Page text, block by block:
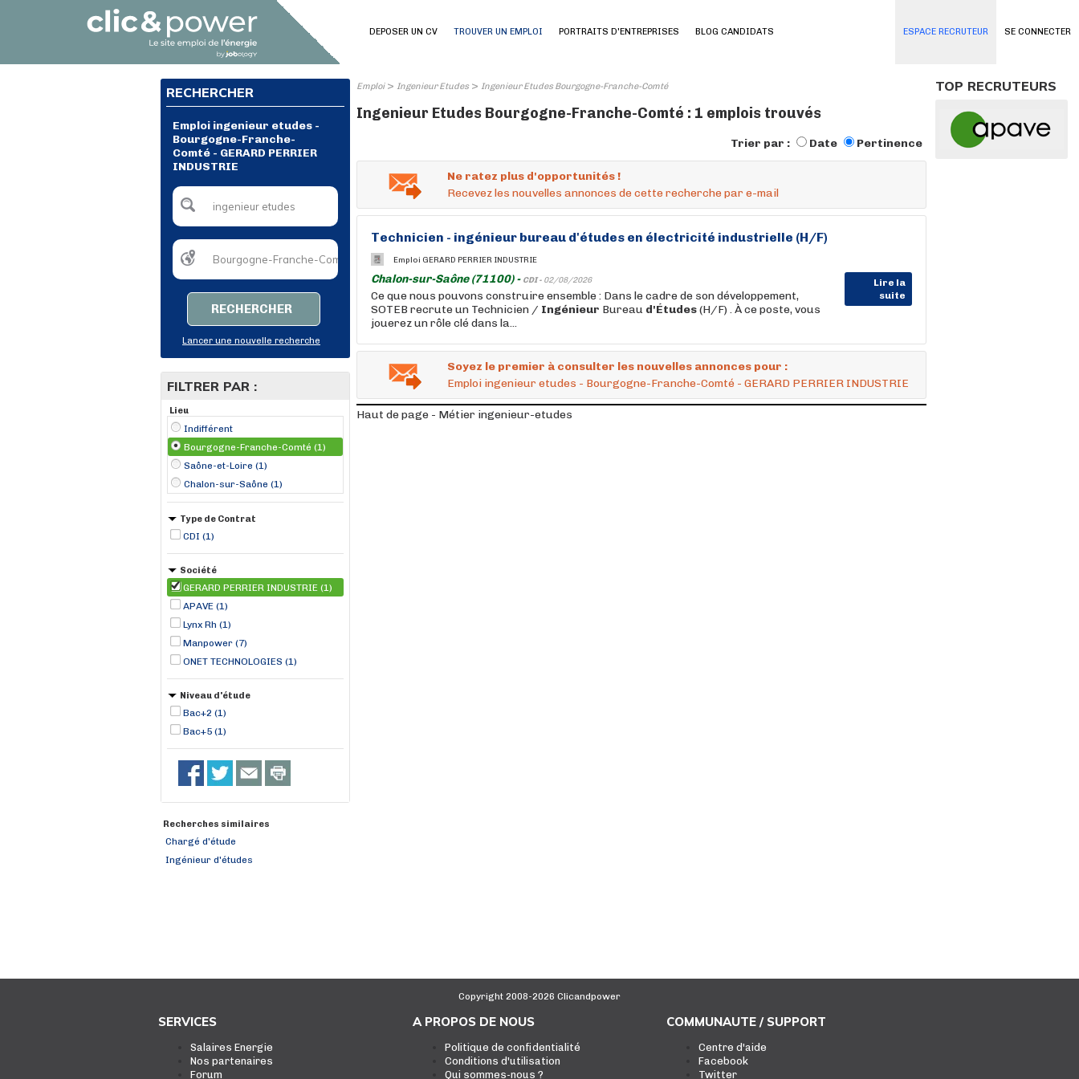
SE CONNECTER
DEPOSER UN CV TROUVER UN EMPLOI PORTRAITS D'ENTREPRISES BLOG CANDIDATS ESPACE RECRUTEUR
RECHERCHER
Emploi ingenieur etudes -
Bourgogne-Franche-
Comté - GERARD PERRIER
INDUSTRIE
RECHERCHER
Lancer une nouvelle recherche
FILTRER PAR :
Lieu
Indifférent
Bourgogne-Franche-Comté (1)
Saône-et-Loire (1)
Chalon-sur-Saône (1)
Type de Contrat
CDI (1)
Société
GERARD PERRIER INDUSTRIE (1)
APAVE (1)
Lynx Rh (1)
Manpower (7)
ONET TECHNOLOGIES (1)
Niveau d'étude
Bac+2 (1)
Bac+5 (1)
Recherches similaires
Chargé d'étude
Ingénieur d'études
Emploi> Ingenieur Etudes> Ingenieur Etudes Bourgogne-Franche-Comté
Ingenieur Etudes Bourgogne-Franche-Comté : 1 emplois trouvés
Trier par : Date Pertinence
Ne ratez plus d'opportunités !
Recevez les nouvelles annonces de cette recherche par e-mail
Technicien - ingénieur bureau d'études en électricité industrielle (H/F)
Emploi GERARD PERRIER INDUSTRIE
Chalon-sur-Saône (71100) - CDI - 02/08/2026
Lire la
suite
Ce que nous pouvons construire ensemble : Dans le cadre de son développement,
SOTEB recrute un Technicien / Ingénieur Bureau d'Études(H/F) . À ce poste, vous
jouerez un rôle clé dans la...
Soyez le premier à consulter les nouvelles annonces pour :
Emploi ingenieur etudes - Bourgogne-Franche-Comté - GERARD PERRIER INDUSTRIE
Haut de page - Métier ingenieur-etudes
TOP RECRUTEURS
Copyright 2008-2026 Clicandpower
SERVICES
Salaires Energie
Nos partenaires
Forum
A PROPOS DE NOUS
Politique de confidentialité
Conditions d'utilisation
Qui sommes-nous ?
COMMUNAUTE / SUPPORT
Centre d'aide
Facebook
Twitter